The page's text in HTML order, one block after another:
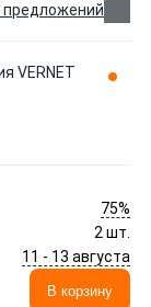
предложений
VERNET
75%
2 шт.
11 - 13 августа
В корзину